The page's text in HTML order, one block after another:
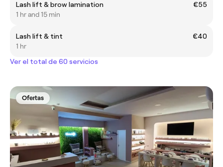
Lash lift & brow lamination
€55
1 hr and 15 min
Lash lift & tint
€40
1 hr
Ver el total de 60 servicios
Ofertas